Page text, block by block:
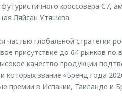
кроссовера C7,
Ляйсан Утяшева.
частью глобальной стратегии
присутствие до 64 рынков по
качество продукции
звание «Бренд года
премии в Испании, Таиланде и